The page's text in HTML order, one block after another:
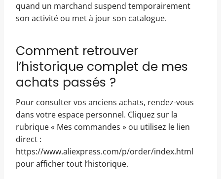
quand un marchand suspend temporairement
son activité ou met à jour son catalogue.
Comment retrouver
l’historique complet de mes
achats passés ?
Pour consulter vos anciens achats, rendez-vous
dans votre espace personnel. Cliquez sur la
rubrique « Mes commandes » ou utilisez le lien
direct :
https://www.aliexpress.com/p/order/index.html
pour afficher tout l’historique.